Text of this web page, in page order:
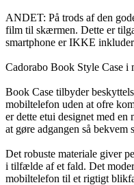
ANDET: På trods af den
film til skærmen. Dette er
smartphone er IKKE
Cadorabo Book Style Case i
Book Case tilbyder
mobiltelefon uden at ofre
er dette etui designet med
at gøre adgangen så bekvem
Det robuste materiale giver
i tilfælde af et fald. Det
mobiltelefon til et rigtigt